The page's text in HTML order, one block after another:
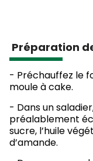
Préparation
- Préchauffez le
moule à cake.
- Dans un
préalablement
sucre, l’huile
d’amande.